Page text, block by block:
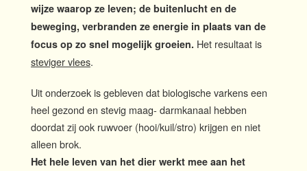
wijze waarop ze leven; de buitenlucht en de
beweging, verbranden ze energie in plaats van de
focus op zo snel mogelijk groeien. Het resultaat is
steviger vlees.
Uit onderzoek is gebleven dat biologische varkens een
heel gezond en stevig maag- darmkanaal hebben
doordat zij ook ruwvoer (hooi/kuil/stro) krijgen en niet
alleen brok.
Het hele leven van het dier werkt mee aan het